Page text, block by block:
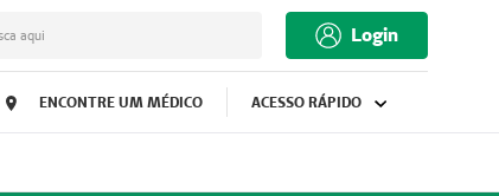
aqui Login
ENCONTRE UM MÉDICO ACESSO RÁPIDO